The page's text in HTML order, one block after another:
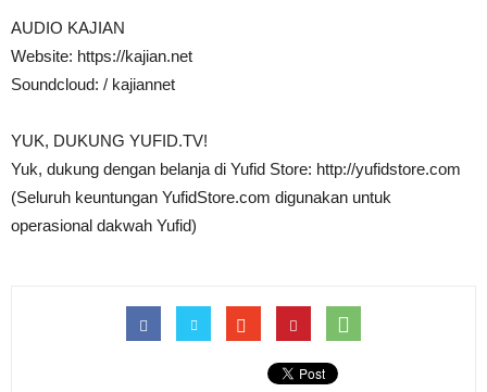
AUDIO KAJIAN
Website: https://kajian.net
Soundcloud: / kajiannet
YUK, DUKUNG YUFID.TV!
Yuk, dukung dengan belanja di Yufid Store: http://yufidstore.com
(Seluruh keuntungan YufidStore.com digunakan untuk
operasional dakwah Yufid)